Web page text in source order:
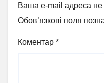
Ваша e-mail адреса
Обов’язкові поля
Коментар *